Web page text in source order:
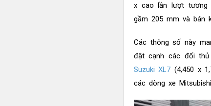
x cao lần lượt tương
gầm 205 mm và bán
Các thông số này
đặt cạnh các đối
Suzuki XL7 (4,450 x
các dòng xe